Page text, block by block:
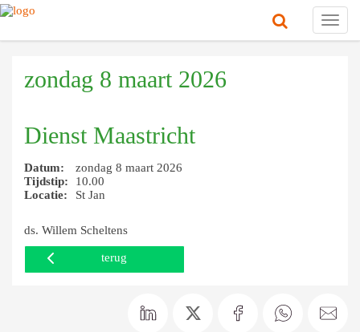
zondag 8 maart 2026
Dienst Maastricht
Datum:
zondag 8 maart 2026
Tijdstip:
10.00
Locatie:
St Jan
ds. Willem Scheltens
terug